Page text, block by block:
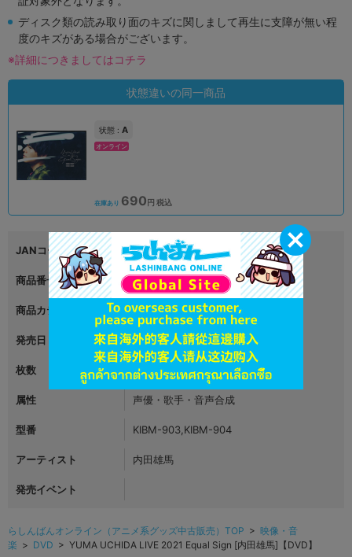
ディスク類の読み取り面のキズに関しまして再生に支障が無い程
度のキズがある場合がございます。
※詳細につきましてはコチラ
状態違いの同一商品
状態 : A
オンライン
在庫あり 690円 税込
JANコード 4988003873608
商品番号 L06278501
商品カテゴリ 映像・音楽
発売日 2022年02月09日
枚数 2
属性 声優・歌手・音声合成
型番 KIBM-903,KIBM-904
アーティスト 内田雄馬
発売イベント
らしんばんオンライン（アニメ系グッズ中古販売）TOP > 映像・音
楽 > DVD > YUMA UCHIDA LIVE 2021 Equal Sign [内田雄馬]【DVD】